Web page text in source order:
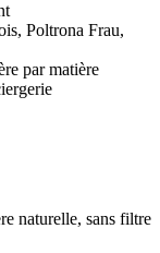
Poltrona Frau,
par matière
naturelle, sans filtre